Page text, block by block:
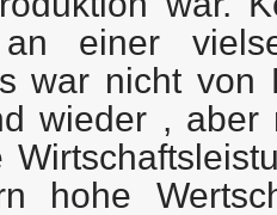
einer
war nicht von
wieder , aber
hohe